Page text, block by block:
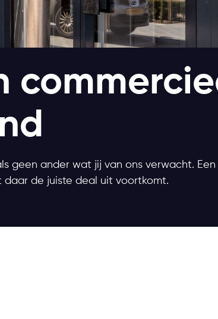
geen ander wat jij van ons verwacht.
de juiste deal uit voortkomt.